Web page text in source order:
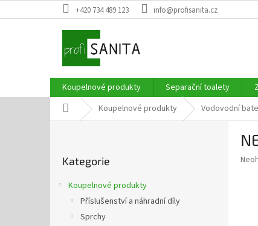
na
+420 734 489 123 info@profisanita.cz
Koupelnové produkty Separační toalety
Domů Koupelnové produkty Vodovodní
kategorie
Kategorie
Koupelnové produkty
Příslušenství a náhradní díly
Sprchy